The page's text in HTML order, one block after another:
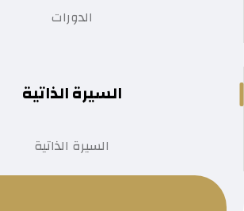
الدورات
السيرة الذاتية
السيرة الذاتية